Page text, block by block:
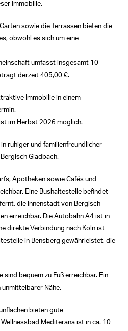
Immobilie.
sowie die Terrassen bieten die
obwohl es sich um eine
umfasst insgesamt 10
derzeit 405,00 €.
Immobilie in einem
im Herbst 2026 möglich.
ruhiger und familienfreundlicher
Gladbach.
Apotheken sowie Cafés und
Eine Bushaltestelle befindet
die Innenstadt von Bergisch
erreichbar. Die Autobahn A4 ist in
direkte Verbindung nach Köln ist
in Bensberg gewährleistet, die
sind bequem zu Fuß erreichbar. Ein
unmittelbarer Nähe.
bieten gute
Mediterana ist in ca. 10